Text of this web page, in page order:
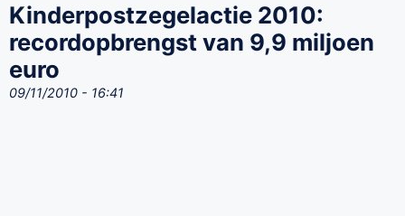
Kinderpostzegelactie 2010:
recordopbrengst van 9,9 miljoen
euro
09/11/2010 - 16:41